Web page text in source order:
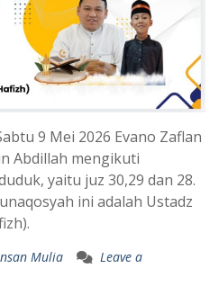
9 Mei 2026 Evano Zaflan
Abdillah mengikuti
yaitu juz 30,29 dan 28.
ini adalah Ustadz
Mulia
Leave a